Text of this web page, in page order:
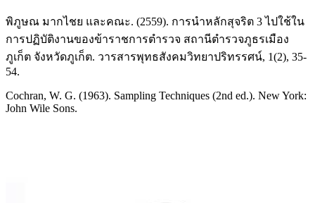
พิภูษณ มากไชย และคณะ. (2559). การนำหลักสุจริต 3 ไปใช้ใน
การปฏิบัติงานของข้าราชการตำรวจ สถานีตำรวจภูธรเมือง
ภูเก็ต จังหวัดภูเก็ต. วารสารพุทธสังคมวิทยาปริทรรศน์, 1(2), 35-
54.
Cochran, W. G. (1963). Sampling Techniques (2nd ed.). New York:
John Wile Sons.